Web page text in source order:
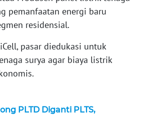
pemanfaatan energi baru
residensial.
pasar diedukasi untuk
surya agar biaya listrik
PLTD Diganti PLTS,